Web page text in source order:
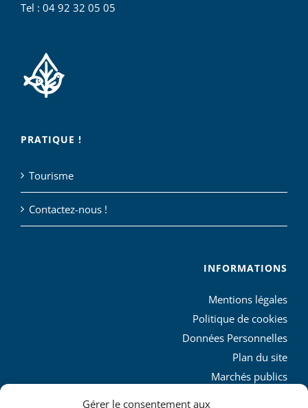
Gérer le consentement aux
Tel : 04 92 32 05 05
PRATIQUE !
Tourisme
Contactez-nous !
INFORMATIONS
Mentions légales
Politique de cookies
Données Personnelles
Plan du site
Marchés publics